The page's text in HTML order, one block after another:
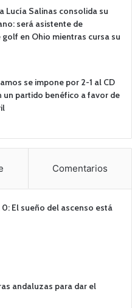
Lucía Salinas consolida su
será asistente de
en Ohio mientras cursa su
se impone por 2-1 al CD
un partido benéfico a favor de
Comentarios
0: El sueño del ascenso está
andaluzas para dar el